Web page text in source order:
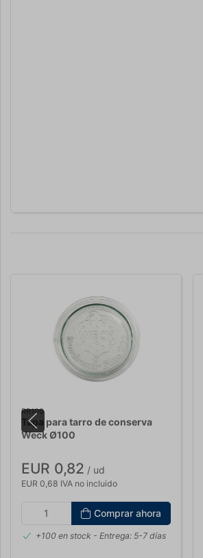
RR100
Tapa para tarro de conserva
Weck Ø100
EUR 0,82 / ud
EUR 0,68 IVA no incluido
Comprar ahora
+100 en stock - Entrega: 5-7 días